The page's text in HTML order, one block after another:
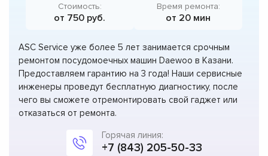
Стоимость:
от 750 руб.
Время ремонта:
от 20 мин
ASC Service уже более 5 лет занимается срочным
ремонтом посудомоечных машин Daewoo в Казани.
Предоставляем гарантию на 3 года! Наши сервисные
инженеры проведут бесплатную диагностику, после
чего вы сможете отремонтировать свой гаджет или
отказаться от ремонта.
Горячая линия:
+7 (843) 205-50-33